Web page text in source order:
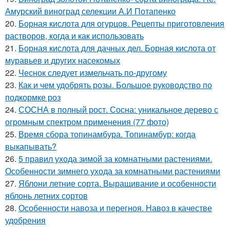
Амурский виноград селекции А.И Потапенко
20. Борная кислота для огурцов. Рецепты приготовления
растворов, когда и как использовать
21. Борная кислота для дачных дел. Борная кислота от
муравьев и других насекомых
22. Чеснок следует измельчать по-другому
23. Как и чем удобрять розы. Большое руководство по
подкормке роз
24. СОСНА в полный рост. Сосна: уникальное дерево с
огромным спектром применения (77 фото)
25. Время сбора топинамбура. Топинамбур: когда
выкапывать?
26. 5 правил ухода зимой за комнатными растениями.
Особенности зимнего ухода за комнатными растениями
27. Яблони летние сорта. Выращивание и особенности
яблонь летних сортов
28. Особенности навоза и перегноя. Навоз в качестве
удобрения